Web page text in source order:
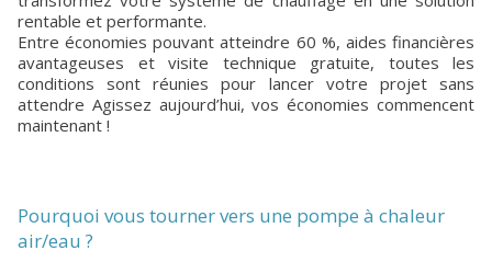
rentable et performante.
Entre économies pouvant atteindre 60 %, aides financières
avantageuses et visite technique gratuite, toutes les
conditions sont réunies pour lancer votre projet sans
attendre Agissez aujourd’hui, vos économies commencent
maintenant !
Pourquoi vous tourner vers une pompe à chaleur
air/eau ?